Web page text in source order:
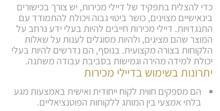
כדי להצליח בתפקיד של דיילי מכירות, יש צורך בכישורים
בינאישיים מצוינים, כושר ביטוי גבוה ויכולת להתמודד עם
התנגדויות. דיילי מכירות חייבים להיות בעלי ידע נרחב על
המוצר שהם מציגים, ולהיות מסוגלים לענות על שאלות
הלקוחות בצורה מקצועית. בנוסף, הם נדרשים להיות בעלי
יכולת למידה מהירה וגמישות בסביבת עבודה משתנה.
יתרונות בשימוש בדיילי מכירות
הם מספקים חווית לקוח ייחודית ואישית באמצעות מגע
בלתי אמצעי בין המותג ללקוחות הפוטנציאליים.